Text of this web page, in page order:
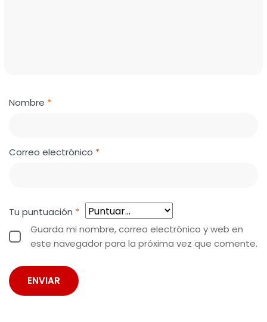
Nombre *
Correo electrónico *
Tu puntuación *
Guarda mi nombre, correo electrónico y web en
este navegador para la próxima vez que comente.